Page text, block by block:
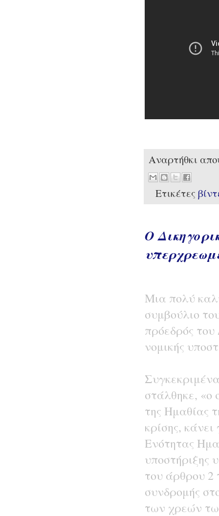
Αναρτήθκι
Ετικέτες
Ο
Μια πολύ
συμβούλιο
πρόεδρός
νομικής
στάλθηκε, «ο
της Ημαθίας
κρίσης,
Ενότητας
του άρθρου 2
συνδρομής
των χρεών